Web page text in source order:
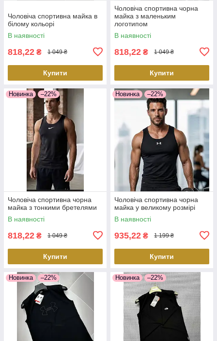
Чоловіча спортивна майка в
білому кольорі
В наявності
818,22 ₴ 1 049 ₴
Купити
Чоловіча спортивна чорна
майка з маленьким
логотипом
В наявності
818,22 ₴ 1 049 ₴
Купити
Новинка –22%
Чоловіча спортивна чорна
майка з тонкими бретелями
В наявності
818,22 ₴ 1 049 ₴
Купити
Новинка –22%
Чоловіча спортивна чорна
майка у великому розмірі
В наявності
935,22 ₴ 1 199 ₴
Купити
Новинка –22% Новинка –22%